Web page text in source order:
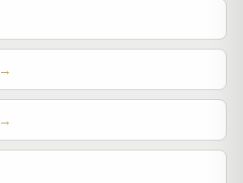
→
→